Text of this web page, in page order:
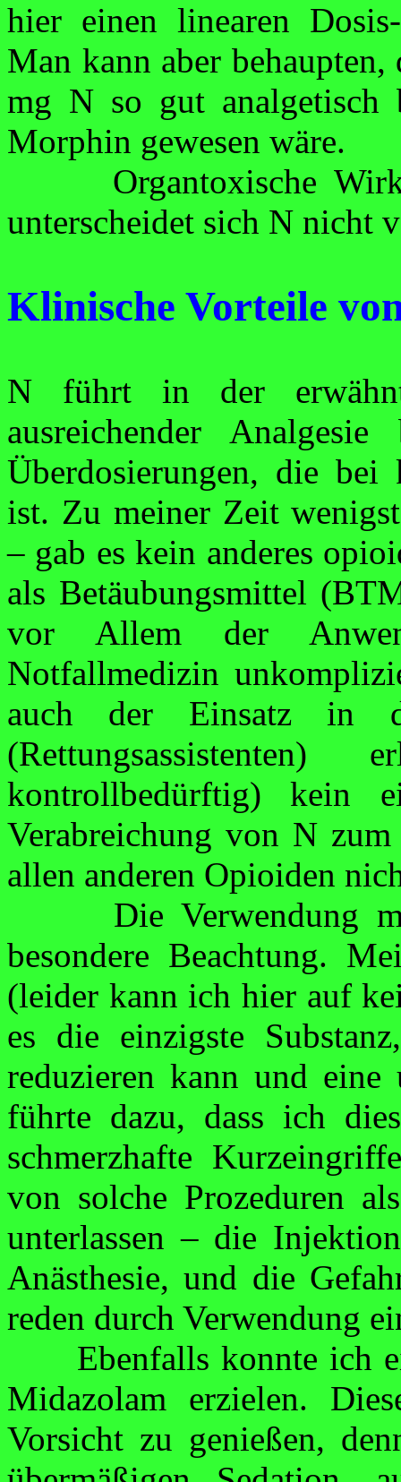
hier einen linearen
Man kann aber
mg N so gut
Morphin gewesen wäre.
Organtoxische
unterscheidet sich N nicht
Klinische Vorteile
N führt in der
ausreichender
Analgesie
Überdosierungen, die bei
ist. Zu meiner Zeit
– gab es kein anderes
als Betäu­bungsmittel
vor Allem der
Notfallmedizin
auch der Einsatz in
kontrollbedürftig) kein
Verabreichung von N
allen anderen Opioiden
Die Verwendung
besondere Beach­tung.
(leider kann ich hier auf
es die einzigste
reduzieren kann und eine
führte dazu, dass ich
schmerzhafte
von solche Prozeduren
unterlassen – die
Anästhesie, und die
reden durch Verwendung
Ebenfalls konnte ich
Midazolam erzie­len.
Vorsicht zu genießen,